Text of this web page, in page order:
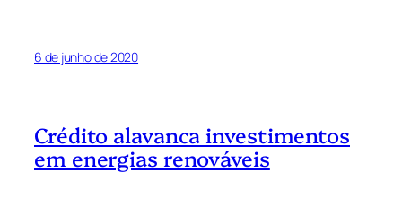
6 de junho de 2020
Crédito alavanca investimentos
em energias renováveis